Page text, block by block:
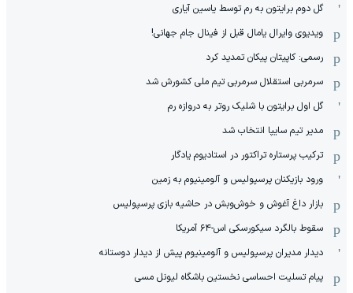
گل دوم برایتون به رم توسط یاسین آیاری
ویدیوی وایرال یامال قبل از فینال جام جهانی!
رسمی: کاپیتان پیکان تمدید کرد
سرمربی استقلال سرمربی تیم ملی کشورش شد
گل اول برایتون با شلیک روتر به دروازه رم
مدیر تیم سایپا انتخاب شد
ترکیب پرستاره تراکتور در استادیوم یادگار
ورود بازیکنان پرسپولیس و آلومینیوم به زمین
بازار داغ آغوش و خوش‌و‌بش در حاشیه بازی پرسپولیس
سقوط بالگرد سیکورسکی اس-۶۴ آمریکا
دیدار مدیران پرسپولیس و آلومینیوم پیش از دیدار دوستانه
پیام تسلیت احساسی نخستین باشگاه لیونل مسی